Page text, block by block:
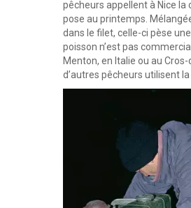
pêcheurs appellent à Nice la
pose au printemps.
dans le filet, celle-ci pèse
poisson n’est pas
Menton, en Italie ou au
d’autres pêcheurs utilisent la